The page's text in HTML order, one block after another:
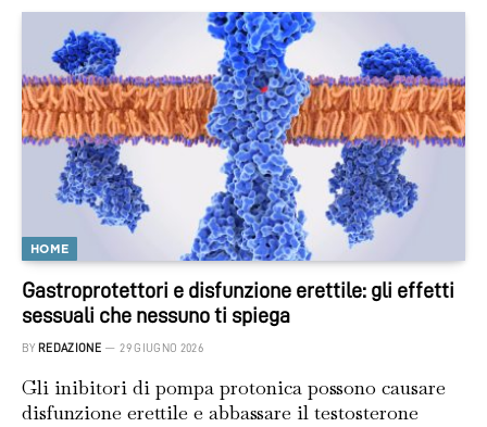
HOME
Gastroprotettori e disfunzione erettile: gli effetti
sessuali che nessuno ti spiega
BY REDAZIONE 29 GIUGNO 2026
Gli inibitori di pompa protonica possono causare
disfunzione erettile e abbassare il testosterone